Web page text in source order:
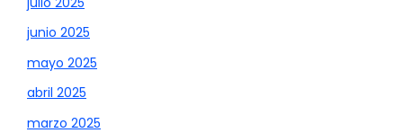
junio 2025
mayo 2025
abril 2025
marzo 2025